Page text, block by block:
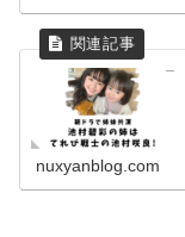
nuxyanblog.com